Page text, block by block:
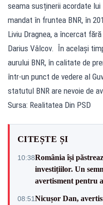
seama susținerii acordate
mandat în fruntea BNR, în
Liviu Dragnea, a încercat
Darius Vâlcov. În același
aurului BNR, în calitate de
într-un punct de vedere al
statutul BNR are nevoie de
Sursa: Realitatea Din PSD
CITEȘTE ȘI
10:38România își
investițiilor. Un
avertisment pentru
08:51Nicușor Dan,